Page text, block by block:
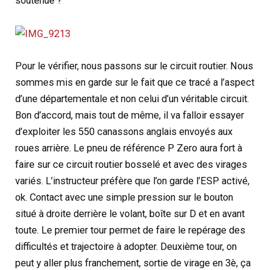
Pour le vérifier, nous passons sur le circuit routier. Nous
sommes mis en garde sur le fait que ce tracé a l’aspect
d’une départementale et non celui d’un véritable circuit.
Bon d’accord, mais tout de même, il va falloir essayer
d’exploiter les 550 canassons anglais envoyés aux
roues arrière. Le pneu de référence P Zero aura fort à
faire sur ce circuit routier bosselé et avec des virages
variés. L’instructeur préfère que l’on garde l’ESP activé,
ok. Contact avec une simple pression sur le bouton
situé à droite derrière le volant, boîte sur D et en avant
toute. Le premier tour permet de faire le repérage des
difficultés et trajectoire à adopter. Deuxième tour, on
peut y aller plus franchement, sortie de virage en 3è, ça